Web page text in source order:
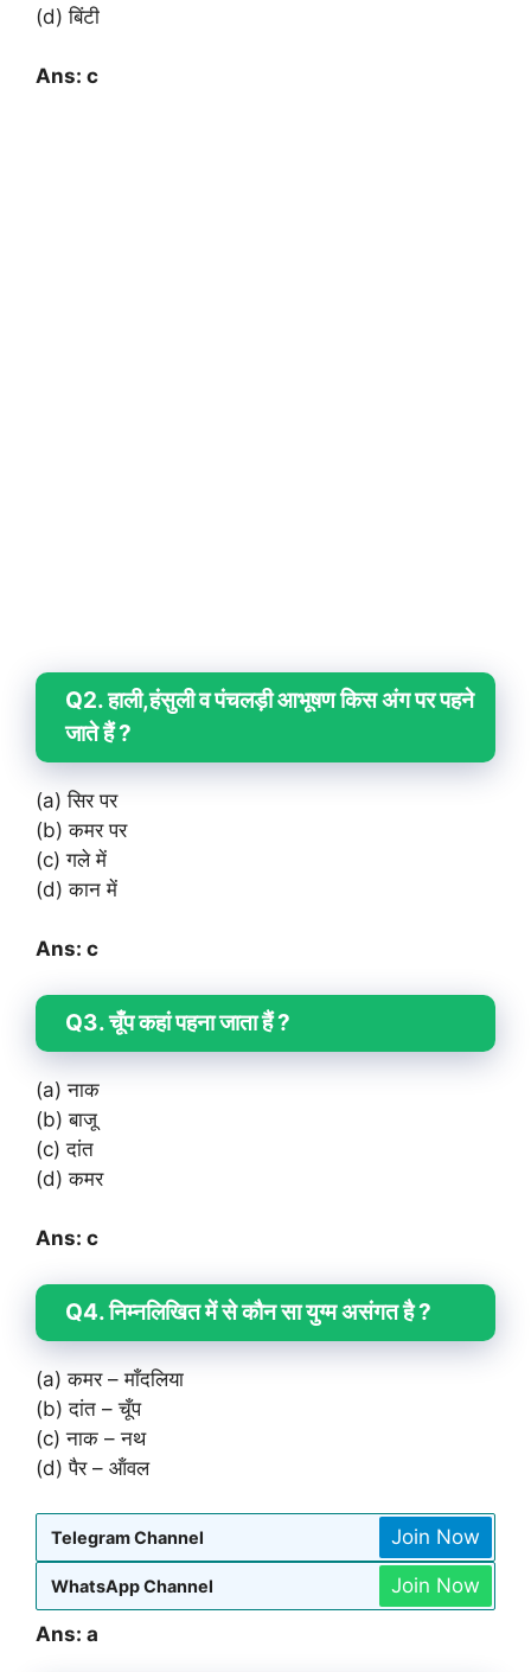
(d) बिंटी
Ans: c
Q2. हाली,हंसुली व पंचलड़ी आभूषण किस अंग पर पहने
जाते हैं ?
(a) सिर पर
(b) कमर पर
(c) गले में
(d) कान में
Ans: c
Q3. चूँप कहां पहना जाता हैं ?
(a) नाक
(b) बाजू
(c) दांत
(d) कमर
Ans: c
Q4. निम्नलिखित में से कौन सा युग्म असंगत है ?
(a) कमर – माँदलिया
(b) दांत – चूँप
(c) नाक – नथ
(d) पैर – ऑंवल
Telegram Channel Join Now
WhatsApp Channel Join Now
Ans: a